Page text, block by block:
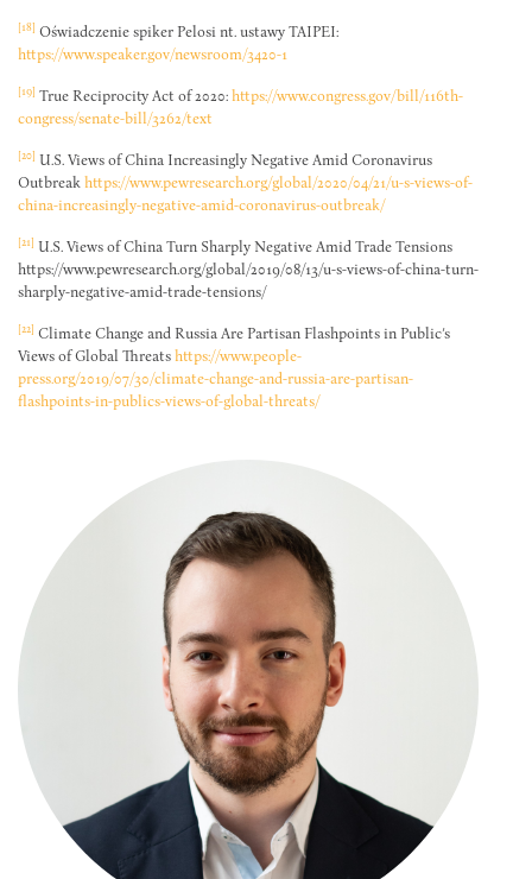
[18] Oświadczenie spiker Pelosi nt. ustawy TAIPEI:
https://www.speaker.gov/newsroom/3420-1
[19] True Reciprocity Act of 2020:https://www.congress.gov/bill/116th-
congress/senate-bill/3262/text
[20] U.S. Views of China Increasingly Negative Amid Coronavirus
Outbreak https://www.pewresearch.org/global/2020/04/21/u-s-views-of-
china-increasingly-negative-amid-coronavirus-outbreak/
[21] U.S. Views of China Turn Sharply Negative Amid Trade Tensions
https://www.pewresearch.org/global/2019/08/13/u-s-views-of-china-turn-
sharply-negative-amid-trade-tensions/
[22] Climate Change and Russia Are Partisan Flashpoints in Public’s
Views of Global Threatshttps://www.people-
press.org/2019/07/30/climate-change-and-russia-are-partisan-
flashpoints-in-publics-views-of-global-threats/